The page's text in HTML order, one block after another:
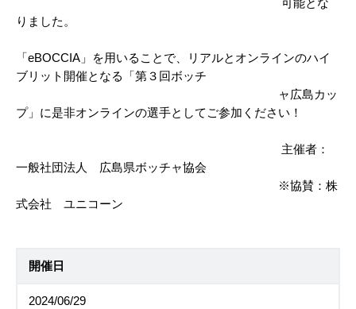
可能とな
りました。
「eBOCCIA」を用いることで、リアルとオンラインのハイ
ブリット開催となる「第３回ボッチ
ャ広島カッ
プ」に是非オンラインの選手としてご参加ください！
主催者：
一般社団法人 広島県ボッチャ協会
※協賛：株
式会社 ユニコーン
開催日
2024/06/29